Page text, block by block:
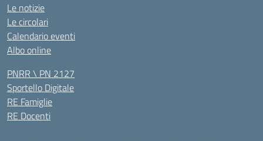
Le notizie
Le circolari
Calendario eventi
Albo online
PNRR \ PN 2127
Sportello Digitale
RE Famiglie
RE Docenti